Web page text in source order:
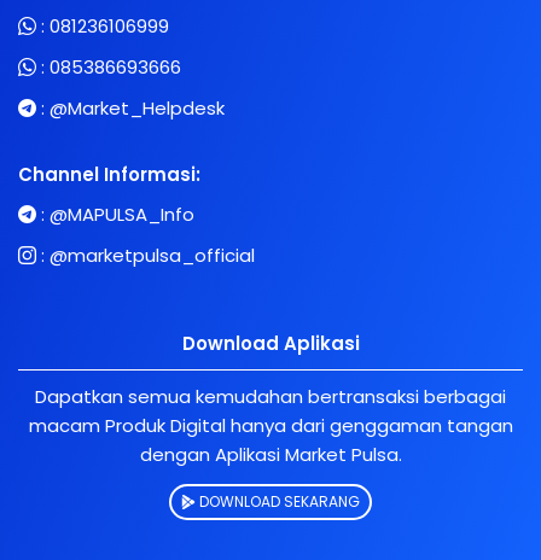
: 081236106999
: 085386693666
: @Market_Helpdesk
Channel Informasi:
: @MAPULSA_Info
: @marketpulsa_official
Download Aplikasi
Dapatkan semua kemudahan bertransaksi berbagai
macam Produk Digital hanya dari genggaman tangan
dengan Aplikasi Market Pulsa.
DOWNLOAD SEKARANG